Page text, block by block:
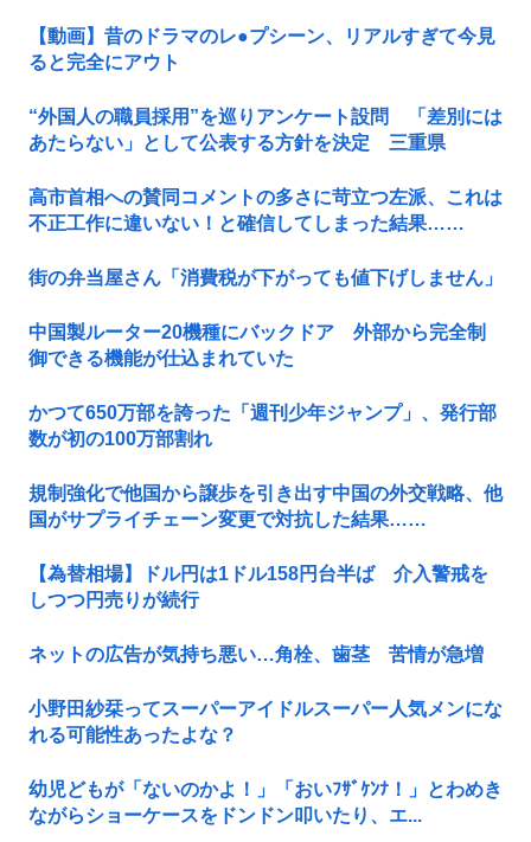
【動画】昔のドラマのレ●プシーン、リアルすぎて今見
ると完全にアウト
“外国人の職員採用”を巡りアンケート設問 「差別には
あたらない」として公表する方針を決定 三重県
高市首相への賛同コメントの多さに苛立つ左派、これは
不正工作に違いない！と確信してしまった結果……
街の弁当屋さん「消費税が下がっても値下げしません」
中国製ルーター20機種にバックドア 外部から完全制
御できる機能が仕込まれていた
かつて650万部を誇った「週刊少年ジャンプ」、発行部
数が初の100万部割れ
規制強化で他国から譲歩を引き出す中国の外交戦略、他
国がサプライチェーン変更で対抗した結果……
【為替相場】ドル円は1ドル158円台半ば 介入警戒を
しつつ円売りが続行
ネットの広告が気持ち悪い…角栓、歯茎 苦情が急増
小野田紗栞ってスーパーアイドルスーパー人気メンにな
れる可能性あったよな？
幼児どもが「ないのかよ！」「おいﾌｻﾞｹﾝﾅ！」とわめき
ながらショーケースをドンドン叩いたり、エ...